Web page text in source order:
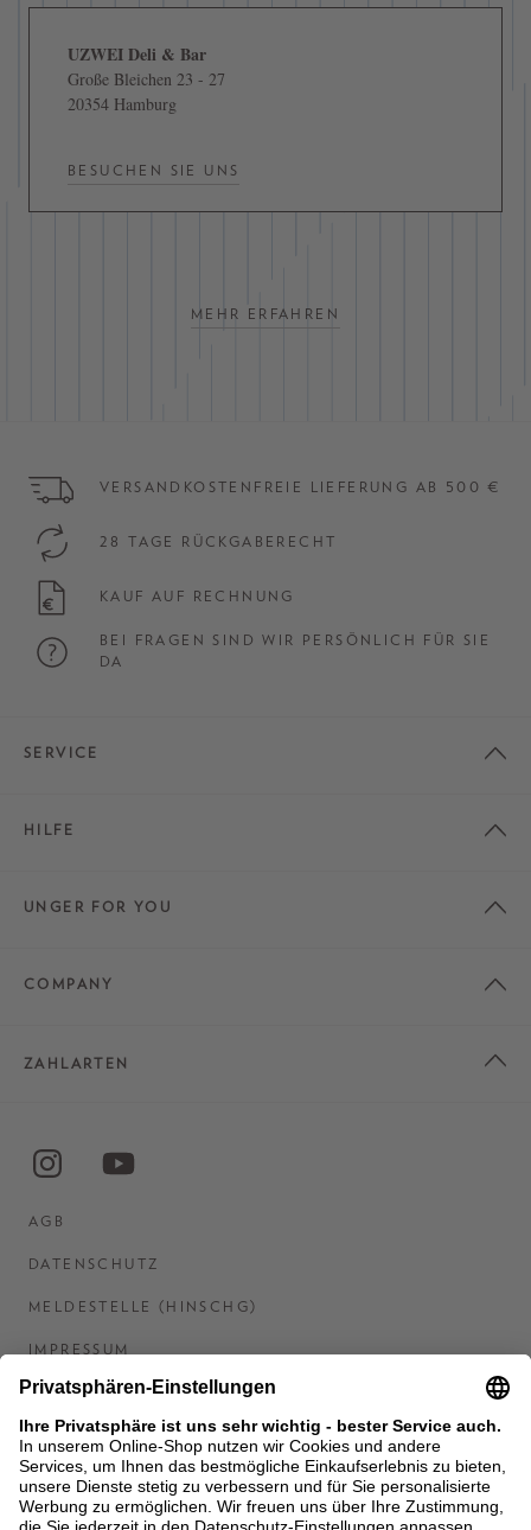
UZWEI Deli & Bar
Große Bleichen 23 - 27
20354 Hamburg
BESUCHEN SIE UNS
MEHR ERFAHREN
VERSANDKOSTENFREIE LIEFERUNG AB 500 €
28 TAGE RÜCKGABERECHT
KAUF AUF RECHNUNG
BEI FRAGEN SIND WIR PERSÖNLICH FÜR SIE
DA
SERVICE
HILFE
UNGER FOR YOU
COMPANY
ZAHLARTEN
AGB
DATENSCHUTZ
MELDESTELLE (HINSCHG)
IMPRESSUM
BARRIEREFREIHEITSERKLÄRUNG
KONTAKT
COOKIES
MEN'S WORLD: BRAUN HAMBURG